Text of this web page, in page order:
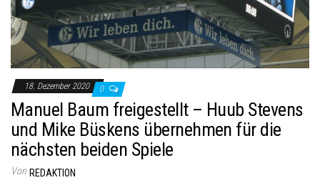
18. Dezember 2020 0
Manuel Baum freigestellt – Huub Stevens
und Mike Büskens übernehmen für die
nächsten beiden Spiele
Von REDAKTION